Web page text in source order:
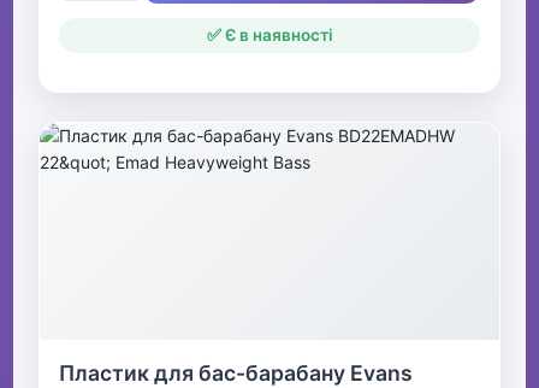
✅ Є в наявності
Пластик для бас-барабану Evans